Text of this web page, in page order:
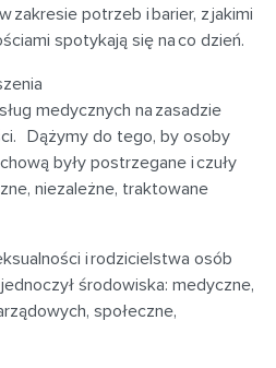
zakresie potrzeb i barier, z jakimi
spotykają się na co dzień.
medycznych na zasadzie
Dążymy do tego, by osoby
były postrzegane i czuły
niezależne, traktowane
i rodzicielstwa osób
środowiska: medyczne,
społeczne,